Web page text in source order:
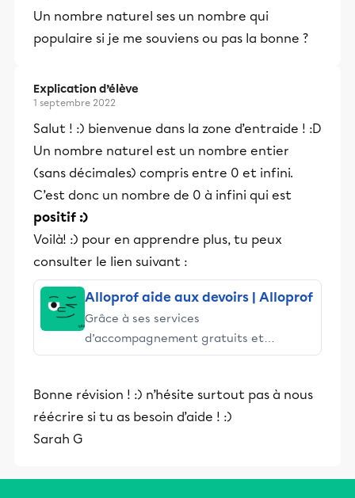
Un nombre naturel ses un nombre qui
populaire si je me souviens ou pas la bonne ?
Explication d’élève
1 septembre 2022
Salut ! :) bienvenue dans la zone d’entraide ! :D
Un nombre naturel est un nombre entier
(sans décimales) compris entre 0 et infini.
C’est donc un nombre de 0 à infini qui est
positif :)
Voilà! :) pour en apprendre plus, tu peux
consulter le lien suivant :
Alloprof aide aux devoirs | Alloprof
Grâce à ses services
d’accompagnement gratuits et
stimulants, Alloprof engage les élèves
éducative.
Bonne révision ! :) n’hésite surtout pas à nous
réécrire si tu as besoin d’aide ! :)
Sarah G